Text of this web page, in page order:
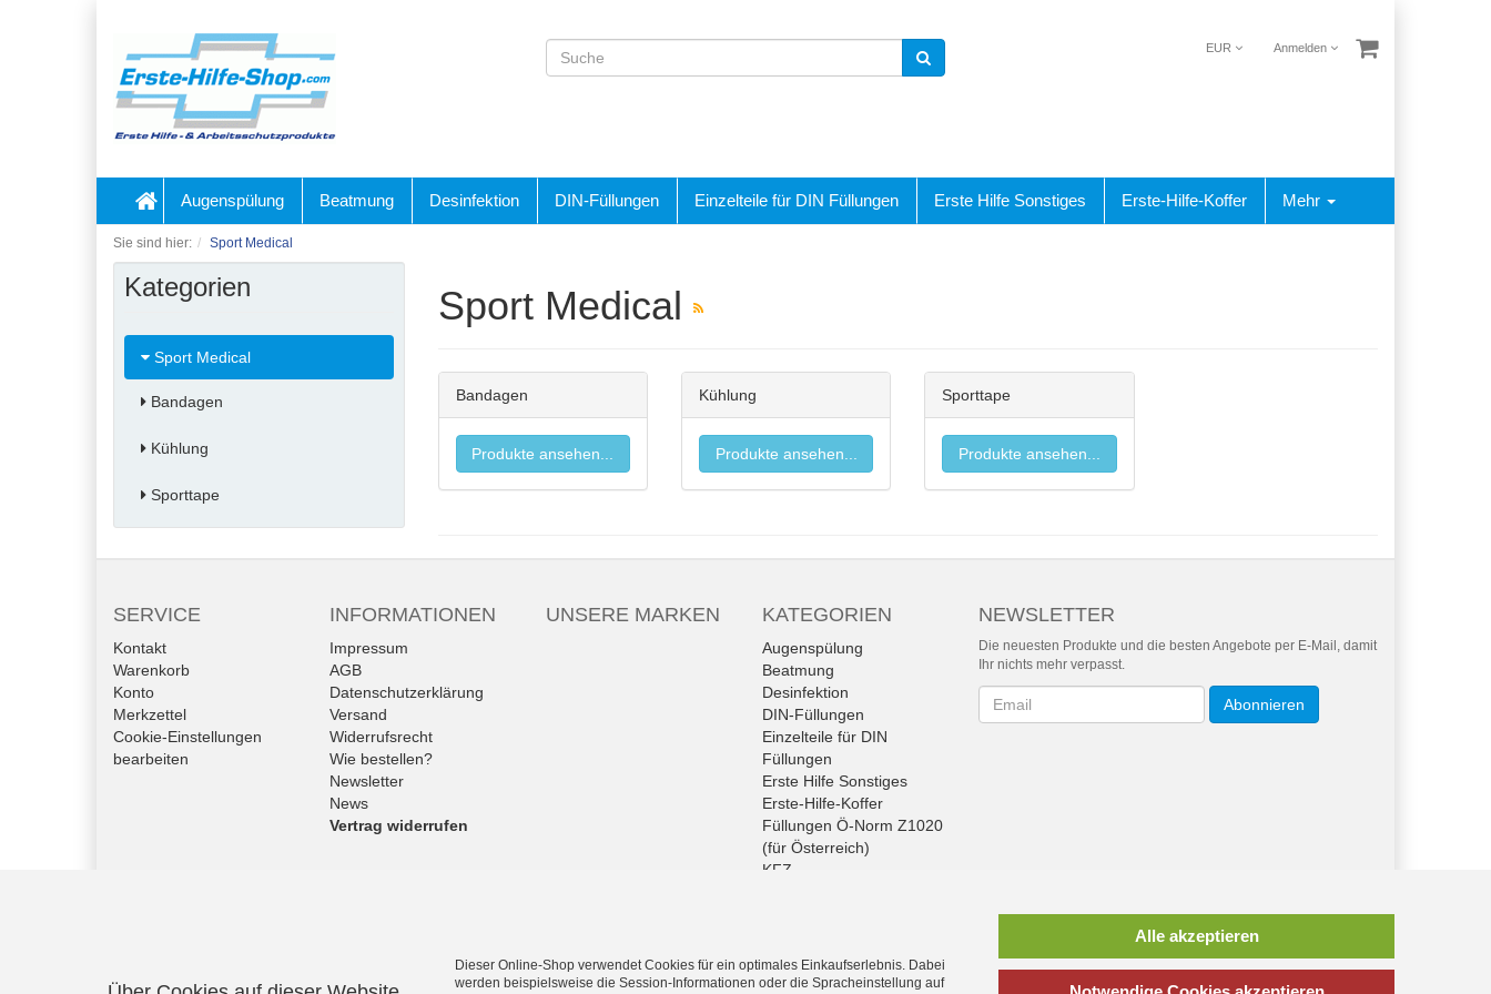
EUR Anmelden
Augenspülung Beatmung Desinfektion DIN-Füllungen Einzelteile für DIN Füllungen Erste Hilfe Sonstiges Erste-Hilfe-Koffer Mehr
Sie sind hier: Sport Medical
Kategorien
Sport Medical
Bandagen
Kühlung
Sporttape
Sport Medical
Bandagen
Produkte ansehen...
Kühlung
Produkte ansehen...
Sporttape
Produkte ansehen...
SERVICE
Kontakt
Warenkorb
Konto
Merkzettel
Cookie-Einstellungen
bearbeiten
INFORMATIONEN
Impressum
AGB
Datenschutzerklärung
Versand
Widerrufsrecht
Wie bestellen?
Newsletter
News
Vertrag widerrufen
UNSERE MARKEN KATEGORIEN
Augenspülung
Beatmung
Desinfektion
DIN-Füllungen
Einzelteile für DIN
Füllungen
Erste Hilfe Sonstiges
Erste-Hilfe-Koffer
Füllungen Ö-Norm Z1020
(für Österreich)
KFZ
Sonderangebote
Sport Medical
NEWSLETTER
Die neuesten Produkte und die besten Angebote per E-Mail, damit
Ihr nichts mehr verpasst.
Newsletter Abonnieren
* inkl. MwSt., zzgl.
Dieser Online-Shop verwendet Cookies für ein optimales Einkaufserlebnis. Dabei
werden beispielsweise die Session-Informationen oder die Spracheinstellung auf
Alle akzeptieren